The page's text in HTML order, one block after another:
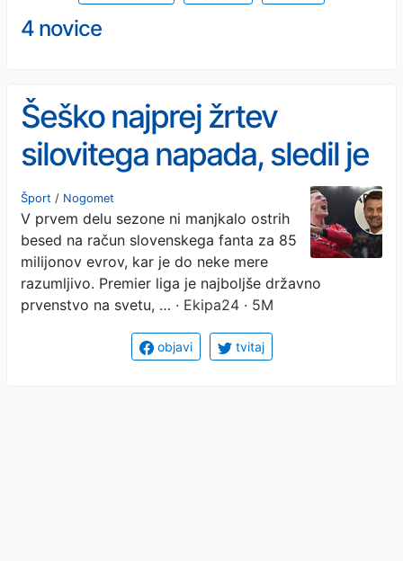
4 novice
Šeško najprej žrtev
silovitega napada, sledil je
nepričakovan preobrat
Šport / Nogomet
V prvem delu sezone ni manjkalo ostrih
besed na račun slovenskega fanta za 85
milijonov evrov, kar je do neke mere
razumljivo. Premier liga je najboljše državno
prvenstvo na svetu, … · Ekipa24 · 5M
objavi tvitaj